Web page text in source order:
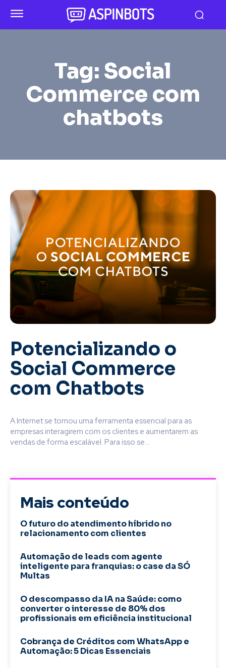
Tag: Social
Commerce com
chatbots
Potencializando o
Social Commerce
com Chatbots
A Internet se tornou uma ferramenta essencial para as
empresas interagirem com os clientes e aumentarem as
vendas de forma escalável. Para isso se...
Mais conteúdo
O futuro do atendimento híbrido no
relacionamento com clientes
Automação de leads com agente
inteligente para franquias: o case da SÓ
Multas
O descompasso da IA na Saúde: como
converter o interesse de 80% dos
profissionais em eficiência institucional
Cobrança de Créditos com WhatsApp e
Automação: 5 Dicas Essenciais